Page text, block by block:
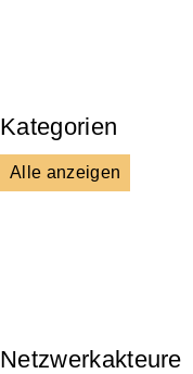
Kategorien
Alle anzeigen
Netzwerkakteure